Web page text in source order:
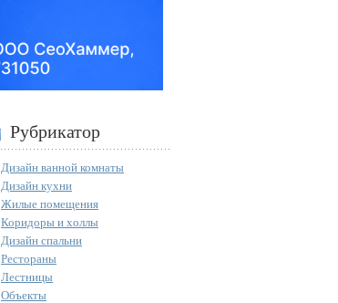
Рубрикатор
Дизайн ванной комнаты
Дизайн кухни
Жилые помещения
Коридоры и холлы
Дизайн спальни
Рестораны
Лестницы
Объекты